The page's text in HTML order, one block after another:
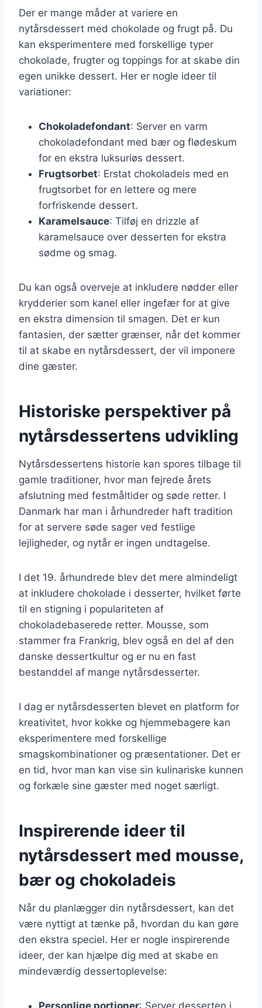
Der er mange måder at variere en
nytårsdessert med chokolade og frugt på. Du
kan eksperimentere med forskellige typer
chokolade, frugter og toppings for at skabe din
egen unikke dessert. Her er nogle ideer til
variationer:
Chokoladefondant: Server en varm
chokoladefondant med bær og flødeskum
for en ekstra luksuriøs dessert.
Frugtsorbet: Erstat chokoladeis med en
frugtsorbet for en lettere og mere
forfriskende dessert.
Karamelsauce: Tilføj en drizzle af
karamelsauce over desserten for ekstra
sødme og smag.
Du kan også overveje at inkludere nødder eller
krydderier som kanel eller ingefær for at give
en ekstra dimension til smagen. Det er kun
fantasien, der sætter grænser, når det kommer
til at skabe en nytårsdessert, der vil imponere
dine gæster.
Historiske perspektiver på
nytårsdessertens udvikling
Nytårsdessertens historie kan spores tilbage til
gamle traditioner, hvor man fejrede årets
afslutning med festmåltider og søde retter. I
Danmark har man i århundreder haft tradition
for at servere søde sager ved festlige
lejligheder, og nytår er ingen undtagelse.
I det 19. århundrede blev det mere almindeligt
at inkludere chokolade i desserter, hvilket førte
til en stigning i populariteten af
chokoladebaserede retter. Mousse, som
stammer fra Frankrig, blev også en del af den
danske dessertkultur og er nu en fast
bestanddel af mange nytårsdesserter.
I dag er nytårsdesserten blevet en platform for
kreativitet, hvor kokke og hjemmebagere kan
eksperimentere med forskellige
smagskombinationer og præsentationer. Det er
en tid, hvor man kan vise sin kulinariske kunnen
og forkæle sine gæster med noget særligt.
Inspirerende ideer til
nytårsdessert med mousse,
bær og chokoladeis
Når du planlægger din nytårsdessert, kan det
være nyttigt at tænke på, hvordan du kan gøre
den ekstra speciel. Her er nogle inspirerende
ideer, der kan hjælpe dig med at skabe en
mindeværdig dessertoplevelse:
Personlige portioner: Server desserten i